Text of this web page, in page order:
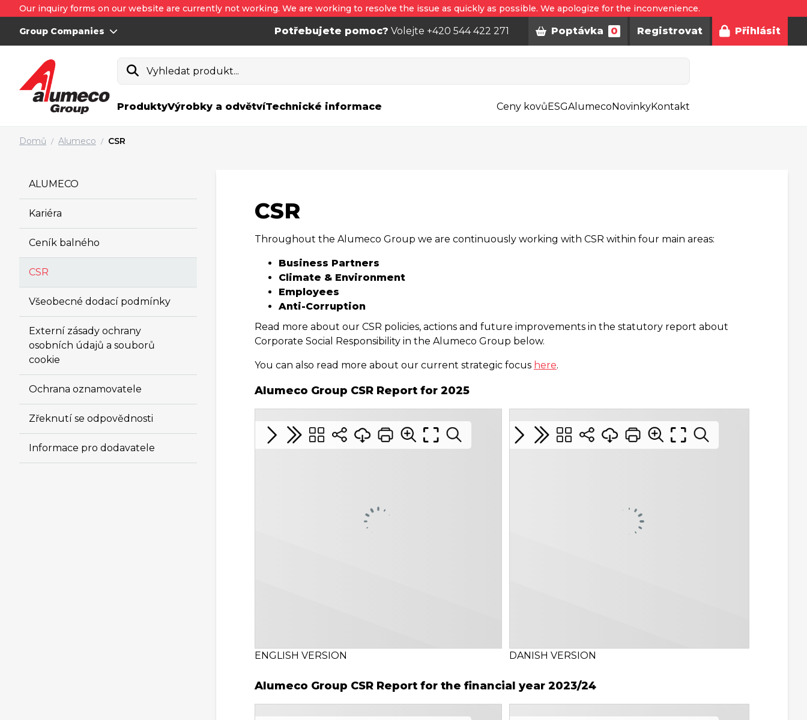
Our inquiry forms on our website are currently not working. We are working to resolve the issue as quickly as possible. We apologize for the inconvenience.
Group Companies Potřebujete pomoc? Volejte +420 544 422 271 Poptávka 0 Registrovat Přihlásit
Vyhledat produkt...
ProduktyVýrobky a odvětvíTechnické informace Ceny kovůESGAlumecoNovinkyKontakt
Domů / Alumeco / CSR
ALUMECO
Kariéra
Ceník balného
CSR
Všeobecné dodací podmínky
Externí zásady ochrany
osobních údajů a souborů
cookie
Ochrana oznamovatele
Zřeknutí se odpovědnosti
Informace pro dodavatele
CSR
Throughout the Alumeco Group we are continuously working with CSR within four main areas:
Business Partners
Climate & Environment
Employees
Anti-Corruption
Read more about our CSR policies, actions and future improvements in the statutory report about
Corporate Social Responsibility in the Alumeco Group below.
You can also read more about our current strategic focus here.
Alumeco Group CSR Report for 2025
ENGLISH VERSION DANISH VERSION
Alumeco Group CSR Report for the financial year 2023/24